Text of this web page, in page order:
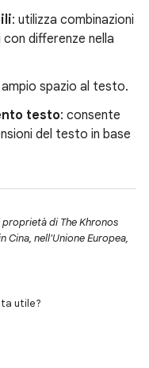
: utilizza combinazioni
differenze nella
ampio spazio al testo.
testo: consente
del testo in base
proprietà di The Khronos
Cina, nell'Unione Europea,
utile?